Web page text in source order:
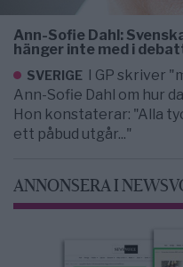
Ann-Sofie Dahl:
hänger inte med i
SVERIGE I GP skriver
Ann-Sofie Dahl om hur
Hon konstaterar: "Alla
ett påbud utgår..."
ANNONSERA I